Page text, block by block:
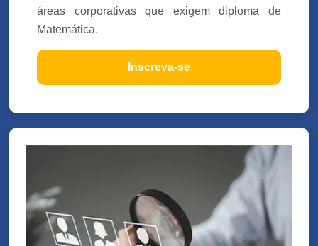
áreas corporativas que exigem diploma de
Matemática.
Inscreva-se